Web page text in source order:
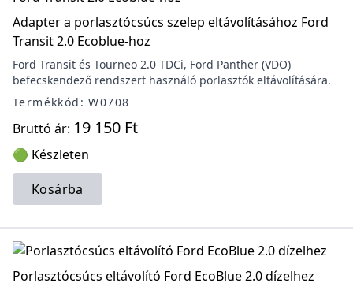
Adapter a porlasztócsúcs szelep eltávolításához Ford
Transit 2.0 Ecoblue-hoz
Ford Transit és Tourneo 2.0 TDCi, Ford Panther (VDO)
befecskendező rendszert használó porlasztók eltávolítására.
Termékkód: W0708
Bruttó ár: 19 150 Ft
🟢 Készleten
Kosárba
Porlasztócsúcs eltávolító Ford EcoBlue 2.0 dízelhez